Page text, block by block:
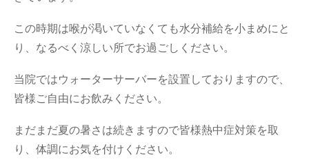
この時期は喉が渇いていなくても水分補給を小まめにと
り、なるべく涼しい所でお過ごしください。
当院ではウォーターサーバーを設置しておりますので、
皆様ご自由にお飲みください。
まだまだ夏の暑さは続きますので皆様熱中症対策を取
り、体調にお気を付けください。